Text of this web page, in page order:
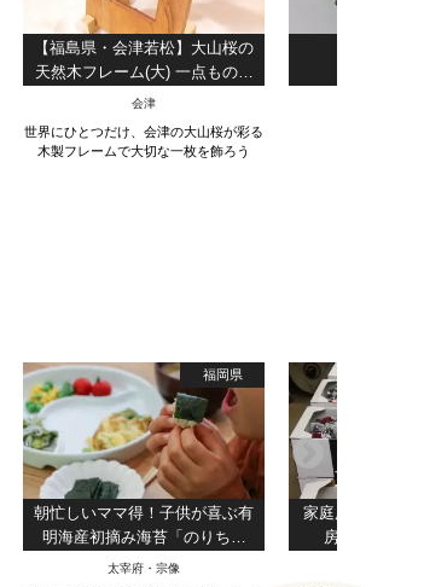
【福島県・会津若松】大山桜の
天然木フレーム(大) 一点もの写
真立て
会津
世界にひとつだけ、会津の大山桜が彩る
木製フレームで大切な一枚を飾ろう
福岡県
朝忙しいママ得！子供が喜ぶ有
明海産初摘み海苔「のりちゃ
ん」（100枚入り×3個）【送料
太宰府・宗像
家庭用ピオーネ
房） （商